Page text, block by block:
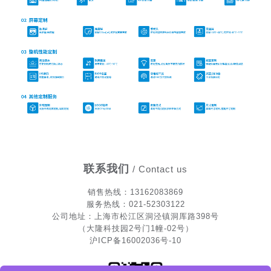
联系我们 / Contact us
销售热线 ：13162083869
服务热线：021-52303122
公司地址：上海市松江区洞泾镇洞厍路398号
（大隆科技园2号门1幢-02号）
沪ICP备16002036号-10